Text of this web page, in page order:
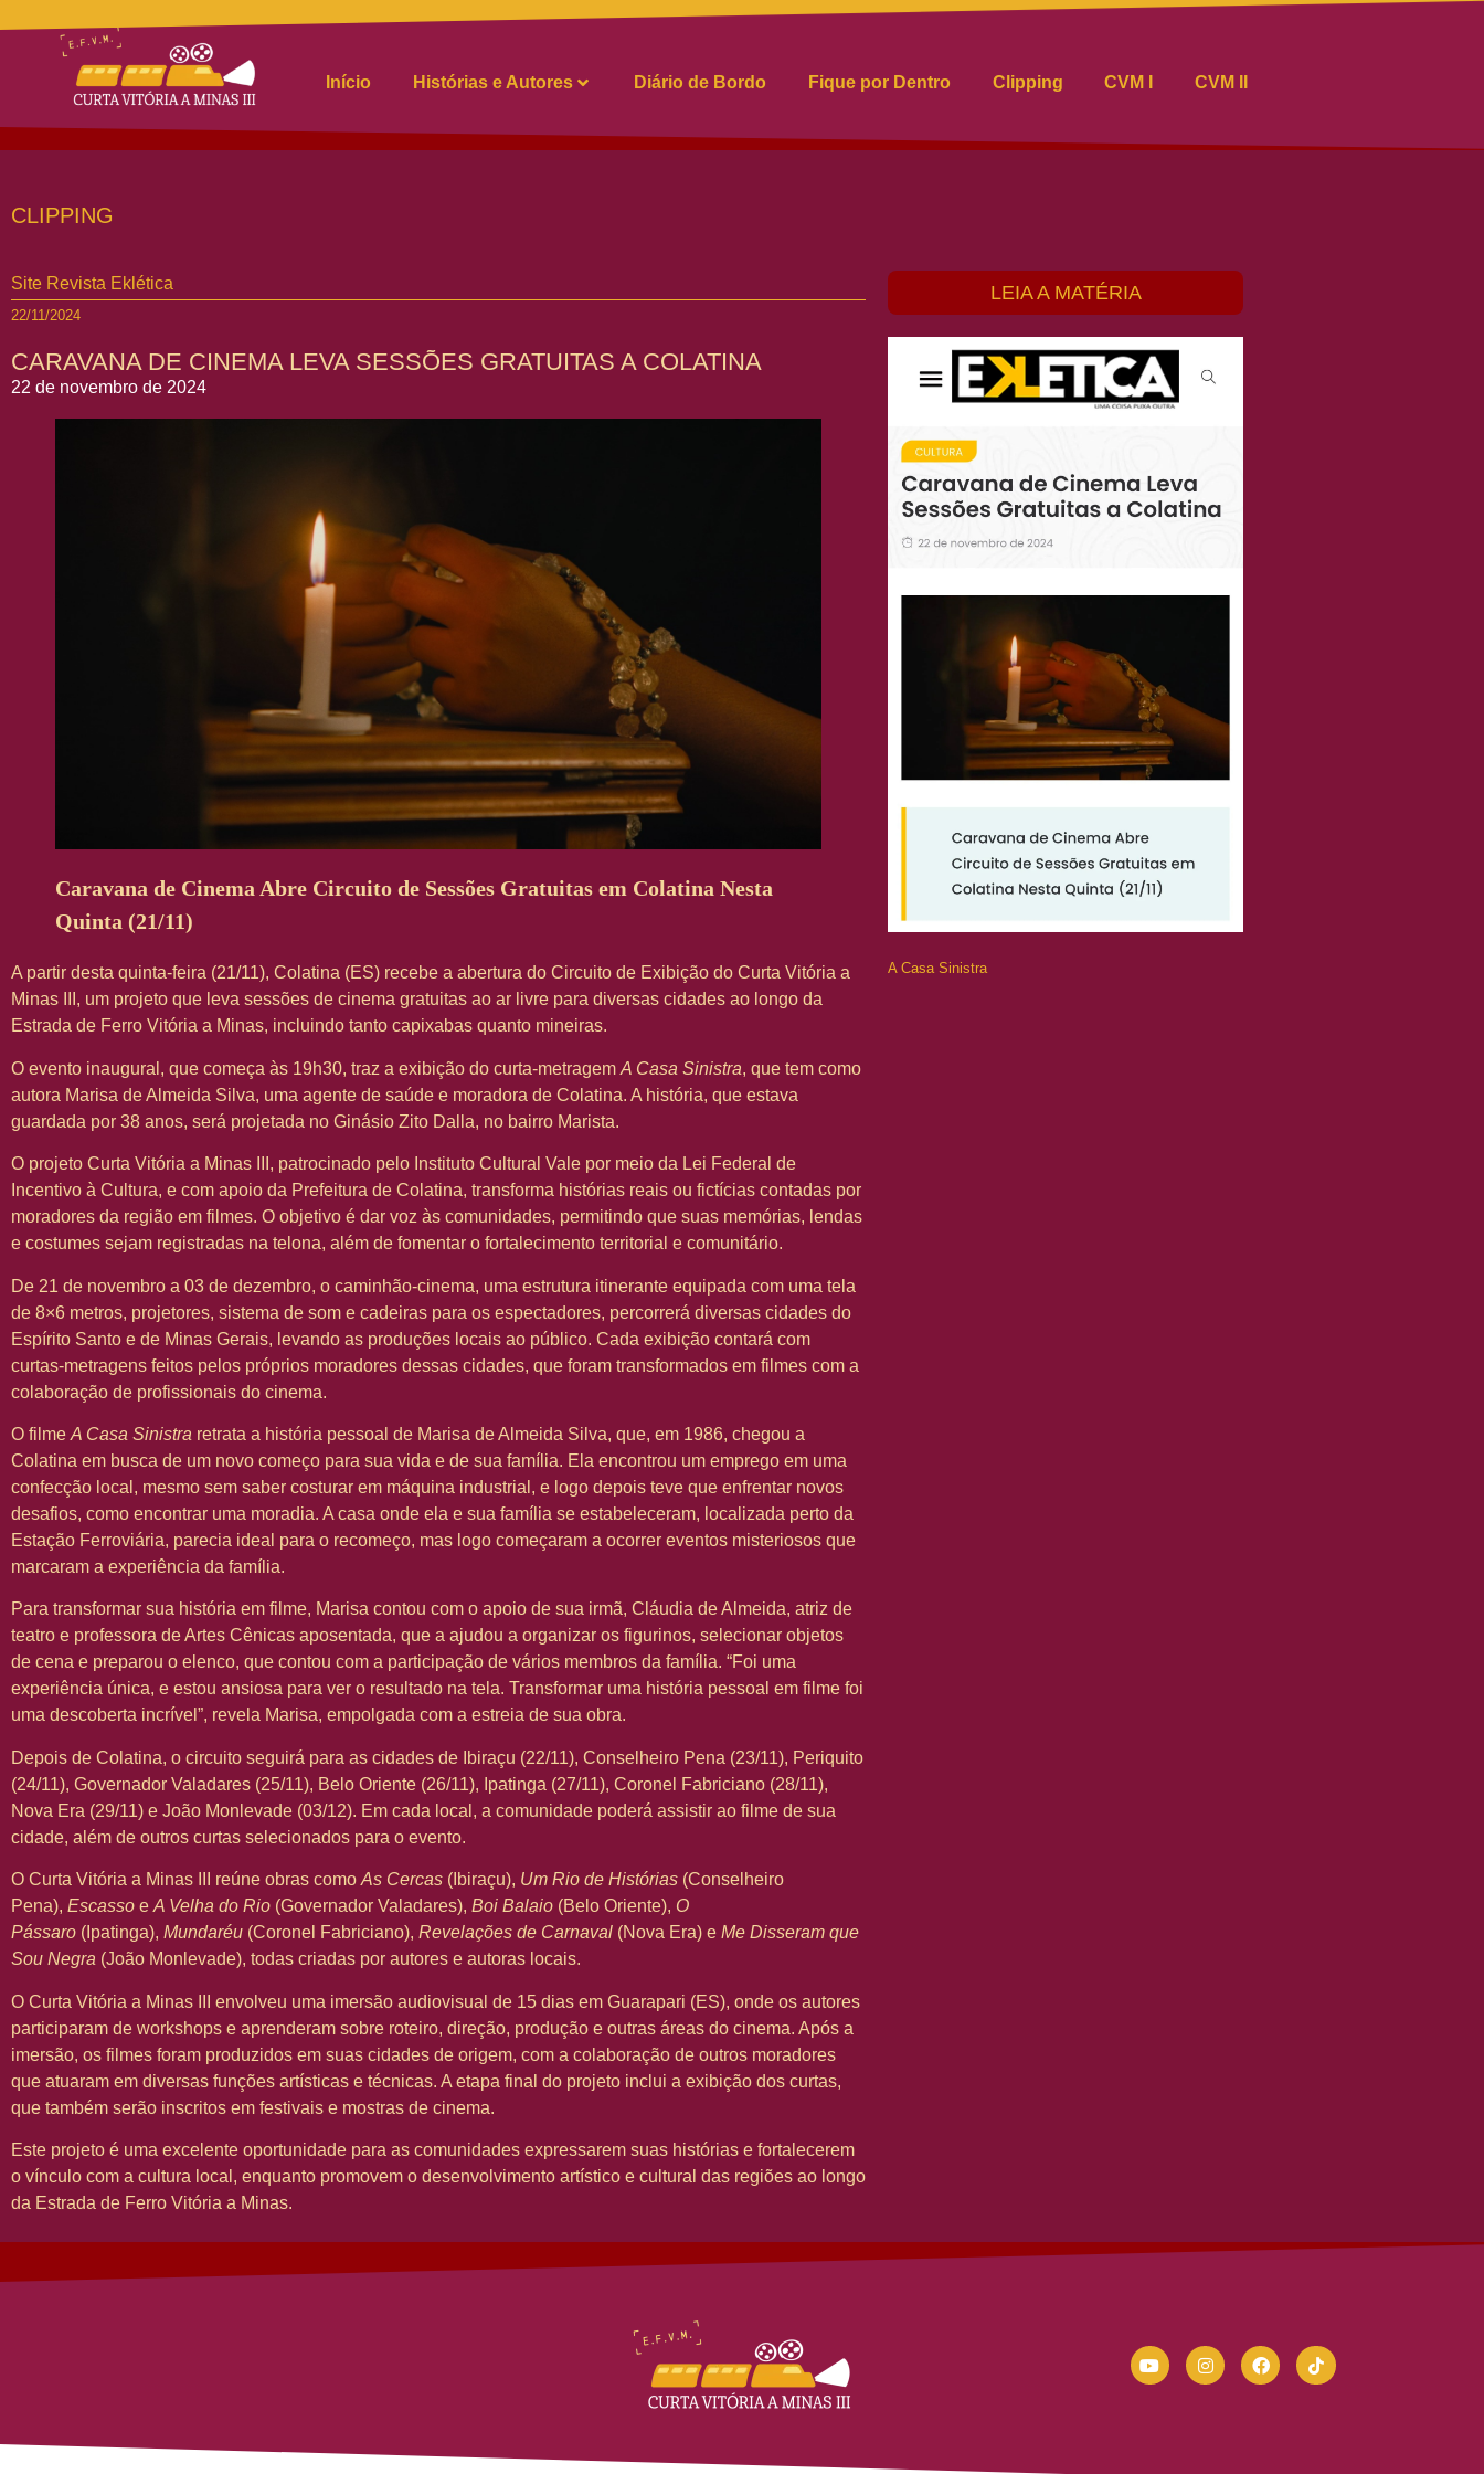
Início Histórias e Autores Diário de Bordo Fique por Dentro Clipping CVM I CVM II
CLIPPING
Site Revista Eklética
22/11/2024
CARAVANA DE CINEMA LEVA SESSÕES GRATUITAS A COLATINA
22 de novembro de 2024
Caravana de Cinema Abre Circuito de Sessões Gratuitas em Colatina Nesta
Quinta (21/11)
A partir desta quinta-feira (21/11), Colatina (ES) recebe a abertura do Circuito de Exibição do Curta Vitória a
Minas III, um projeto que leva sessões de cinema gratuitas ao ar livre para diversas cidades ao longo da
Estrada de Ferro Vitória a Minas, incluindo tanto capixabas quanto mineiras.
O evento inaugural, que começa às 19h30, traz a exibição do curta-metragem A Casa Sinistra, que tem como
autora Marisa de Almeida Silva, uma agente de saúde e moradora de Colatina. A história, que estava
guardada por 38 anos, será projetada no Ginásio Zito Dalla, no bairro Marista.
O projeto Curta Vitória a Minas III, patrocinado pelo Instituto Cultural Vale por meio da Lei Federal de
Incentivo à Cultura, e com apoio da Prefeitura de Colatina, transforma histórias reais ou fictícias contadas por
moradores da região em filmes. O objetivo é dar voz às comunidades, permitindo que suas memórias, lendas
e costumes sejam registradas na telona, além de fomentar o fortalecimento territorial e comunitário.
De 21 de novembro a 03 de dezembro, o caminhão-cinema, uma estrutura itinerante equipada com uma tela
de 8×6 metros, projetores, sistema de som e cadeiras para os espectadores, percorrerá diversas cidades do
Espírito Santo e de Minas Gerais, levando as produções locais ao público. Cada exibição contará com
curtas-metragens feitos pelos próprios moradores dessas cidades, que foram transformados em filmes com a
colaboração de profissionais do cinema.
O filme A Casa Sinistra retrata a história pessoal de Marisa de Almeida Silva, que, em 1986, chegou a
Colatina em busca de um novo começo para sua vida e de sua família. Ela encontrou um emprego em uma
confecção local, mesmo sem saber costurar em máquina industrial, e logo depois teve que enfrentar novos
desafios, como encontrar uma moradia. A casa onde ela e sua família se estabeleceram, localizada perto da
Estação Ferroviária, parecia ideal para o recomeço, mas logo começaram a ocorrer eventos misteriosos que
marcaram a experiência da família.
Para transformar sua história em filme, Marisa contou com o apoio de sua irmã, Cláudia de Almeida, atriz de
teatro e professora de Artes Cênicas aposentada, que a ajudou a organizar os figurinos, selecionar objetos
de cena e preparou o elenco, que contou com a participação de vários membros da família. “Foi uma
experiência única, e estou ansiosa para ver o resultado na tela. Transformar uma história pessoal em filme foi
uma descoberta incrível”, revela Marisa, empolgada com a estreia de sua obra.
Depois de Colatina, o circuito seguirá para as cidades de Ibiraçu (22/11), Conselheiro Pena (23/11), Periquito
(24/11), Governador Valadares (25/11), Belo Oriente (26/11), Ipatinga (27/11), Coronel Fabriciano (28/11),
Nova Era (29/11) e João Monlevade (03/12). Em cada local, a comunidade poderá assistir ao filme de sua
cidade, além de outros curtas selecionados para o evento.
O Curta Vitória a Minas III reúne obras como As Cercas (Ibiraçu), Um Rio de Histórias (Conselheiro
Pena), Escasso e A Velha do Rio (Governador Valadares), Boi Balaio (Belo Oriente), O
Pássaro (Ipatinga), Mundaréu (Coronel Fabriciano), Revelações de Carnaval (Nova Era) e Me Disseram que
Sou Negra (João Monlevade), todas criadas por autores e autoras locais.
O Curta Vitória a Minas III envolveu uma imersão audiovisual de 15 dias em Guarapari (ES), onde os autores
participaram de workshops e aprenderam sobre roteiro, direção, produção e outras áreas do cinema. Após a
imersão, os filmes foram produzidos em suas cidades de origem, com a colaboração de outros moradores
que atuaram em diversas funções artísticas e técnicas. A etapa final do projeto inclui a exibição dos curtas,
que também serão inscritos em festivais e mostras de cinema.
Este projeto é uma excelente oportunidade para as comunidades expressarem suas histórias e fortalecerem
o vínculo com a cultura local, enquanto promovem o desenvolvimento artístico e cultural das regiões ao longo
da Estrada de Ferro Vitória a Minas.
LEIA A MATÉRIA
A Casa Sinistra